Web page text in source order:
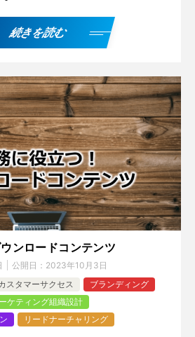
続きを読む
ンロードコンテンツ
公開日： 2023年10月3日
スタマーサクセス
ブランディング
ケティング組織設計
リードナーチャリング